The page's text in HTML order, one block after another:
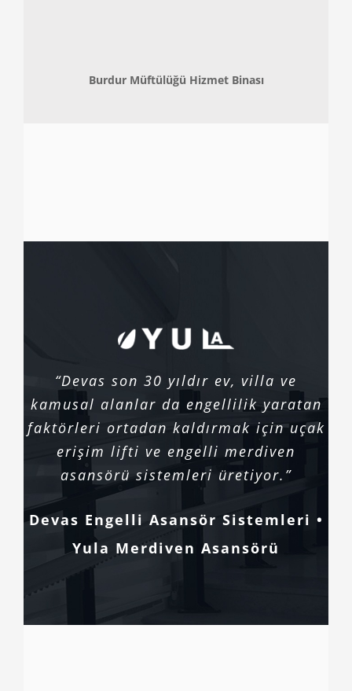
Burdur Müftülüğü Hizmet Binası
“Devas son 30 yıldır ev, villa ve
kamusal alanlar da engellilik yaratan
faktörleri ortadan kaldırmak için uçak
erişim lifti ve engelli merdiven
asansörü sistemleri üretiyor.”
Devas Engelli Asansör Sistemleri •
Yula Merdiven Asansörü